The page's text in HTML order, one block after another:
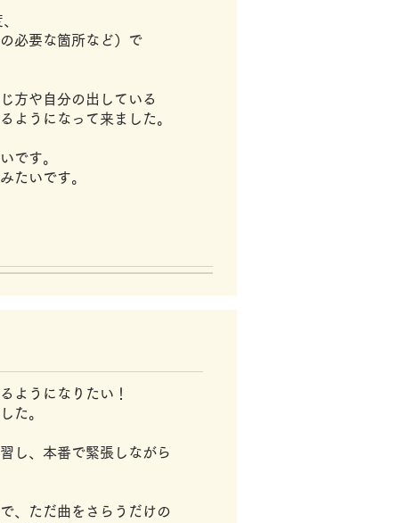
必要な箇所など）で
方や自分の出している
ようになって来ました。
です。
たいです。
ようになりたい！
た。
し、本番で緊張しながら
、ただ曲をさらうだけの